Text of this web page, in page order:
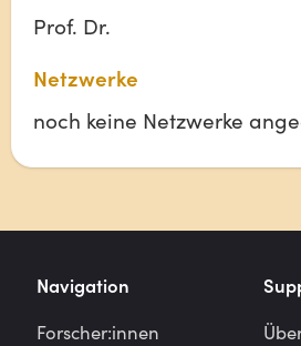
Prof. Dr.
Netzwerke
noch keine Netzwerke
Navigation
Forscher:innen